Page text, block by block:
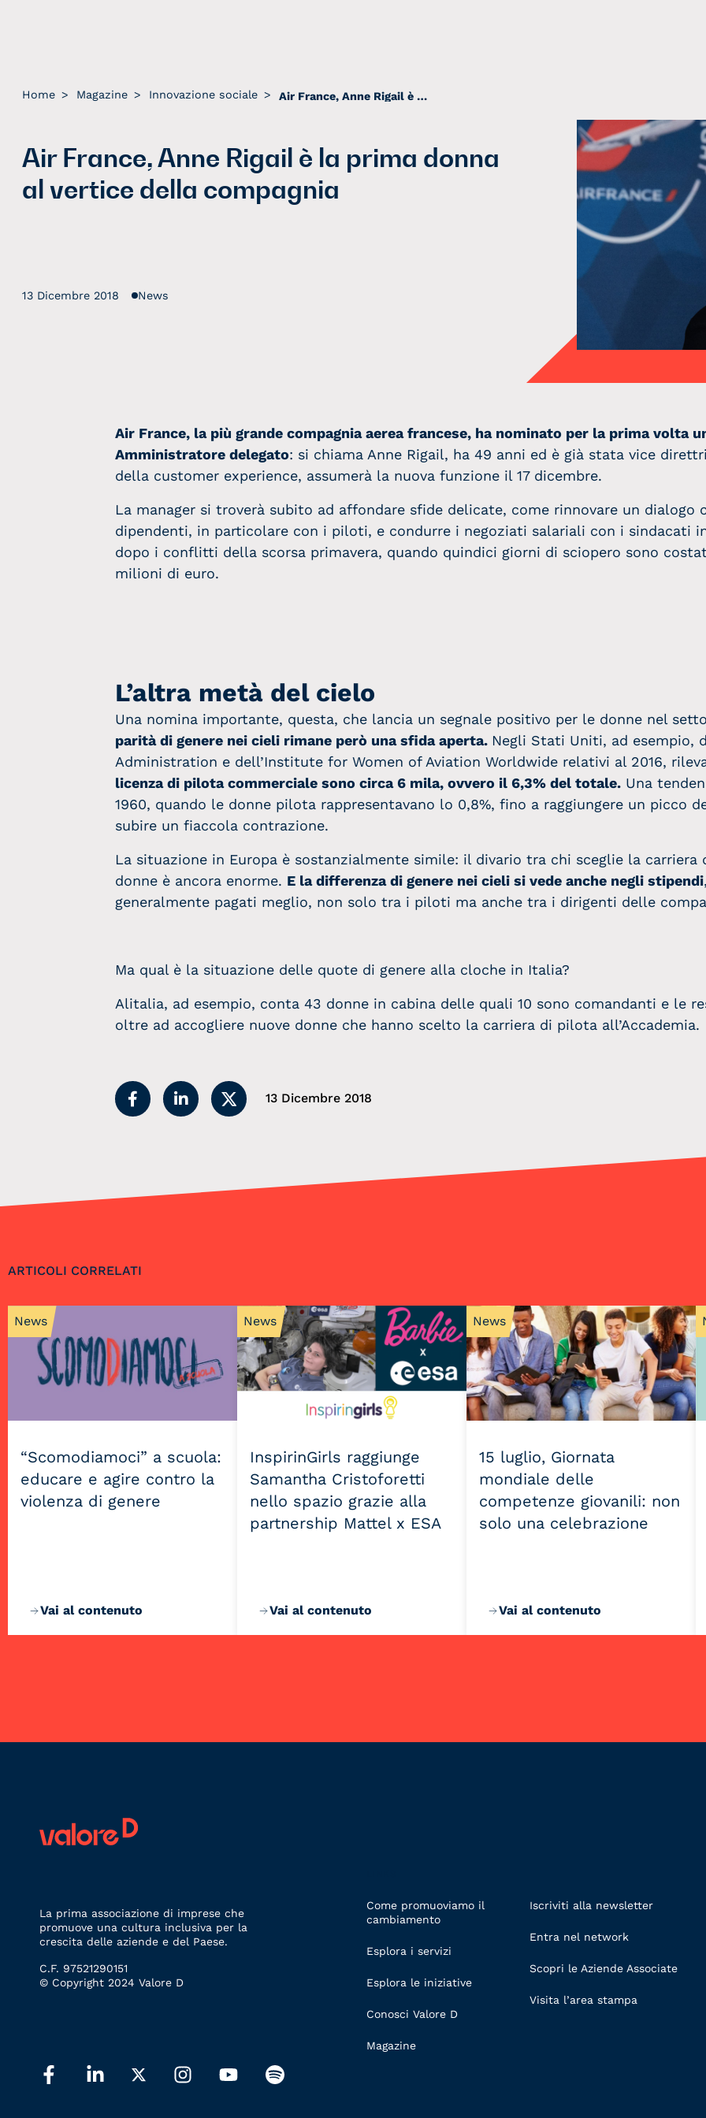
Home > Magazine > Innovazione sociale > Air France, Anne Rigail è la prima donna al vertice della compagnia
Air France, Anne Rigail è la prima donna
al vertice della compagnia
13 Dicembre 2018 News
Air France, la più grande compagnia aerea francese, ha nominato per la prima volta
Amministratore delegato: si chiama Anne Rigail, ha 49 anni ed è già stata vice
della customer experience, assumerà la nuova funzione il 17 dicembre.
La manager si troverà subito ad affondare sfide delicate, come rinnovare un dialogo
dipendenti, in particolare con i piloti, e condurre i negoziati salariali con i sindacati
dopo i conflitti della scorsa primavera, quando quindici giorni di sciopero sono
milioni di euro.
L’altra metà del cielo
Una nomina importante, questa, che lancia un segnale positivo per le donne nel
parità di genere nei cieli rimane però una sfida aperta. Negli Stati Uniti, ad esempio,
Administration e dell’Institute for Women of Aviation Worldwide relativi al 2016,
licenza di pilota commerciale sono circa 6 mila, ovvero il 6,3% del totale. Una
1960, quando le donne pilota rappresentavano lo 0,8%, fino a raggiungere un picco
subire un fiaccola contrazione.
La situazione in Europa è sostanzialmente simile: il divario tra chi sceglie la
donne è ancora enorme. E la differenza di genere nei cieli si vede anche negli stipendi
generalmente pagati meglio, non solo tra i piloti ma anche tra i dirigenti delle
Ma qual è la situazione delle quote di genere alla cloche in Italia?
Alitalia, ad esempio, conta 43 donne in cabina delle quali 10 sono comandanti e le
oltre ad accogliere nuove donne che hanno scelto la carriera di pilota all’Accademia.
13 Dicembre 2018
ARTICOLI CORRELATI
News
“Scomodiamoci” a scuola:
educare e agire contro la
violenza di genere
Vai al contenuto
News
InspirinGirls raggiunge
Samantha Cristoforetti
nello spazio grazie alla
partnership Mattel x ESA
Vai al contenuto
News
15 luglio, Giornata
mondiale delle
competenze giovanili: non
solo una celebrazione
Vai al contenuto
La prima associazione di imprese che
promuove una cultura inclusiva per la
crescita delle aziende e del Paese.
C.F. 97521290151
© Copyright 2024 Valore D
Come promuoviamo il
cambiamento
Esplora i servizi
Esplora le iniziative
Conosci Valore D
Magazine
Iscriviti alla newsletter
Entra nel network
Scopri le Aziende Associate
Visita l’area stampa